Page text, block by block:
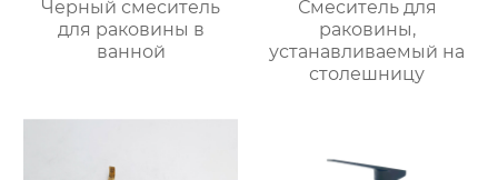
Черный смеситель
для раковины в
ванной
Смеситель для
раковины,
устанавливаемый на
столешницу